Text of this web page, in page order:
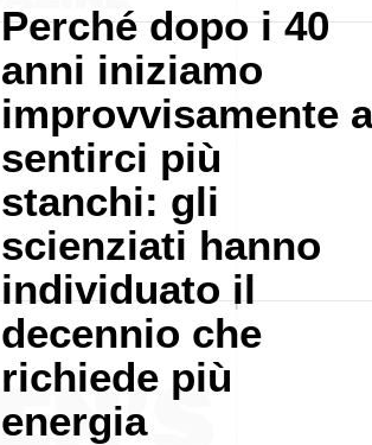
Perché dopo i 40
anni iniziamo
improvvisamente a
sentirci più
stanchi: gli
scienziati hanno
individuato il
decennio che
richiede più
energia